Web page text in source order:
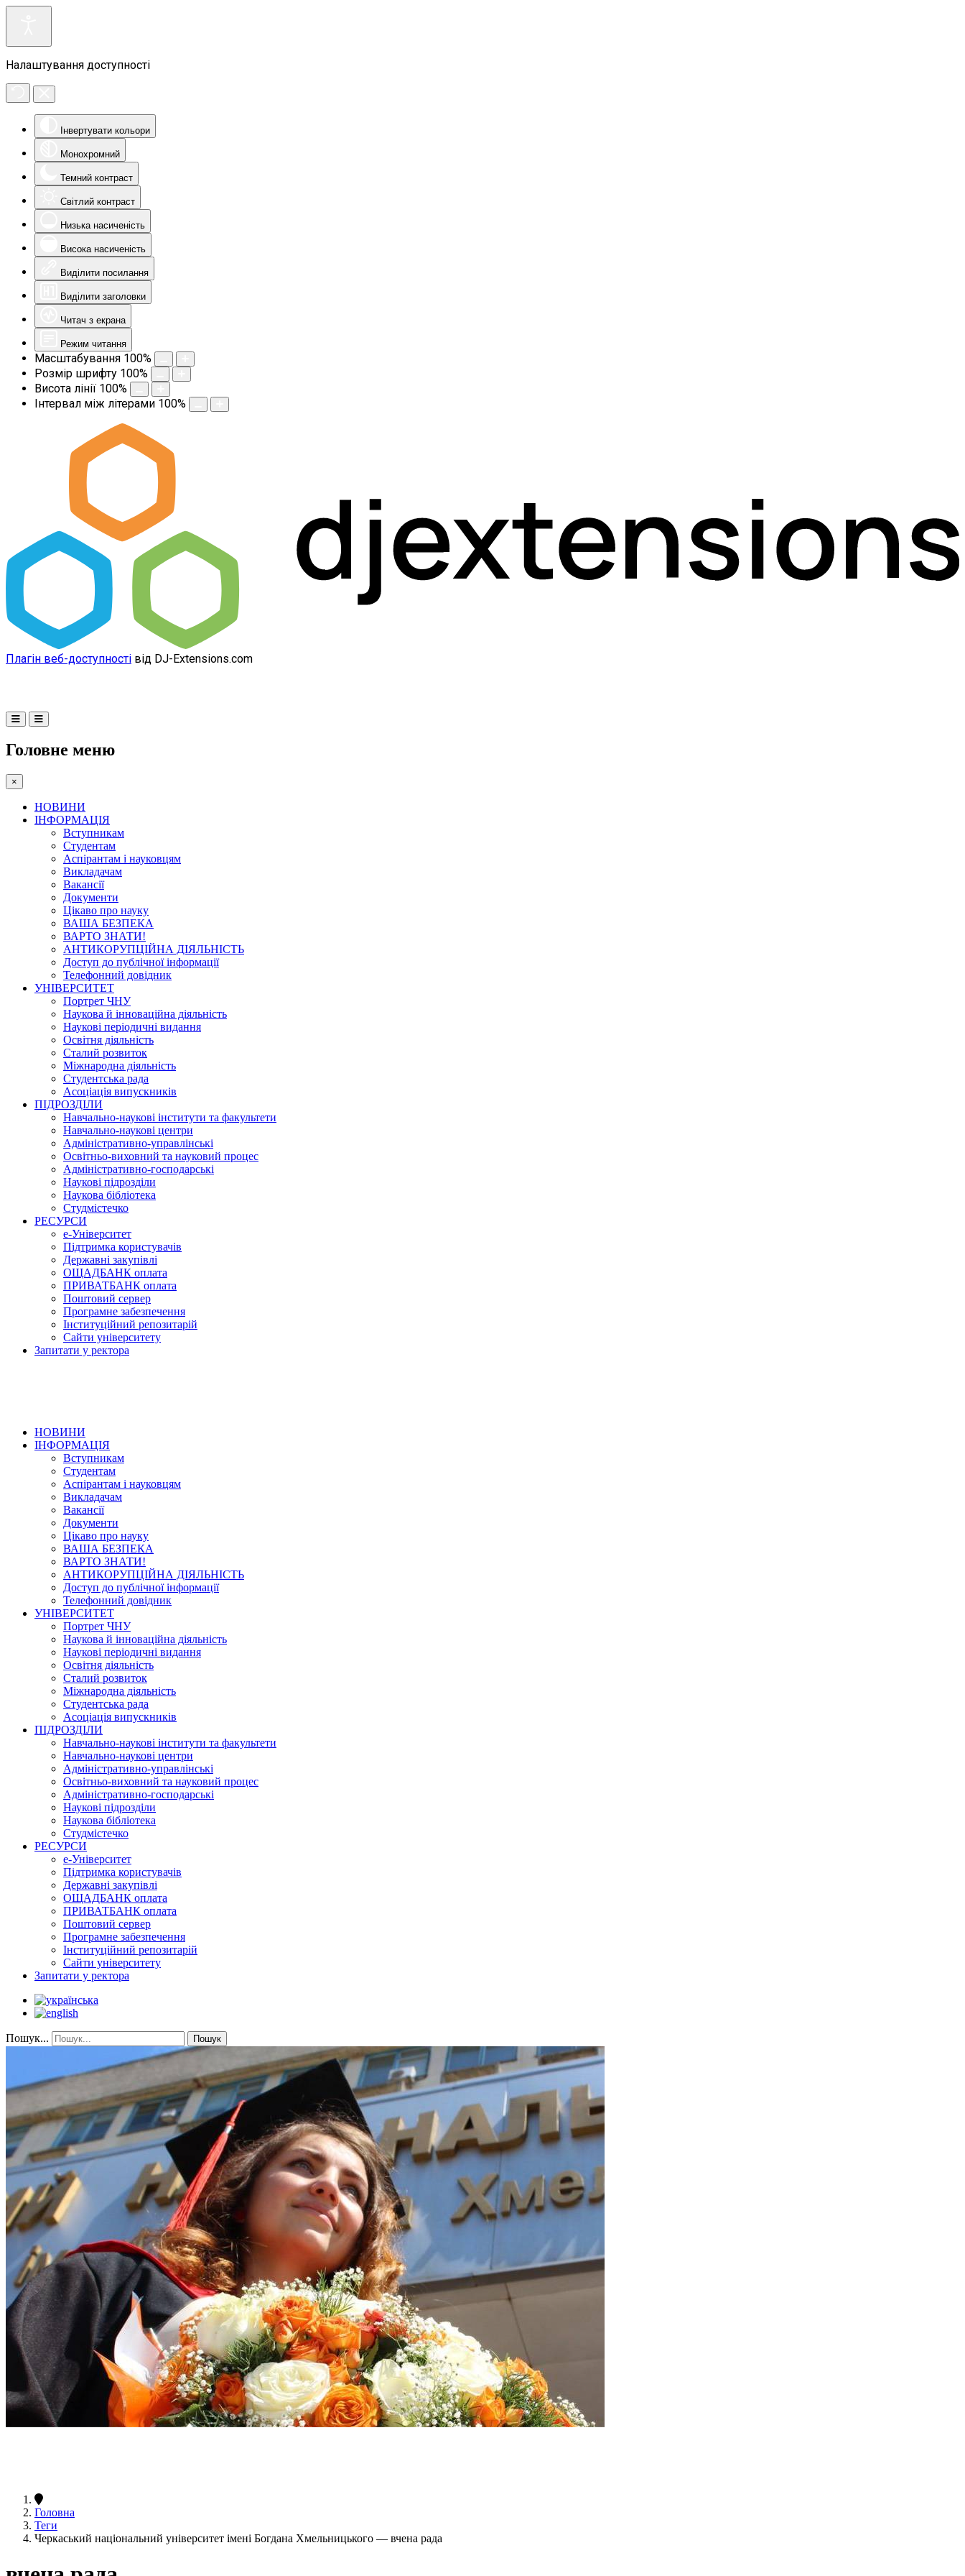
Налаштування доступності
Інвертувати кольори
Монохромний
Темний контраст
Світлий контраст
Низька насиченість
Висока насиченість
Виділити посилання
Виділити заголовки
Читач з екрана
Режим читання
Масштабування 100%
Розмір шрифту 100%
Висота лінії 100%
Інтервал між літерами 100%
Плагін веб-доступності від DJ-Extensions.com
Головне меню
×
НОВИНИ
ІНФОРМАЦІЯ
Вступникам
Студентам
Аспірантам і науковцям
Викладачам
Вакансії
Документи
Цікаво про науку
ВАША БЕЗПЕКА
ВАРТО ЗНАТИ!
АНТИКОРУПЦІЙНА ДІЯЛЬНІСТЬ
Доступ до публічної інформації
Телефонний довідник
УНІВЕРСИТЕТ
Портрет ЧНУ
Наукова й інноваційна діяльність
Наукові періодичні видання
Освітня діяльність
Сталий розвиток
Міжнародна діяльність
Студентська рада
Асоціація випускників
ПІДРОЗДІЛИ
Навчально-наукові інститути та факультети
Навчально-наукові центри
Адміністративно-управлінські
Освітньо-виховний та науковий процес
Адміністративно-господарські
Наукові підрозділи
Наукова бібліотека
Студмістечко
РЕСУРСИ
е-Університет
Підтримка користувачів
Державні закупівлі
ОЩАДБАНК оплата
ПРИВАТБАНК оплата
Поштовий сервер
Програмне забезпечення
Інституційний репозитарій
Сайти університету
Запитати у ректора
НОВИНИ
ІНФОРМАЦІЯ
Вступникам
Студентам
Аспірантам і науковцям
Викладачам
Вакансії
Документи
Цікаво про науку
ВАША БЕЗПЕКА
ВАРТО ЗНАТИ!
АНТИКОРУПЦІЙНА ДІЯЛЬНІСТЬ
Доступ до публічної інформації
Телефонний довідник
УНІВЕРСИТЕТ
Портрет ЧНУ
Наукова й інноваційна діяльність
Наукові періодичні видання
Освітня діяльність
Сталий розвиток
Міжнародна діяльність
Студентська рада
Асоціація випускників
ПІДРОЗДІЛИ
Навчально-наукові інститути та факультети
Навчально-наукові центри
Адміністративно-управлінські
Освітньо-виховний та науковий процес
Адміністративно-господарські
Наукові підрозділи
Наукова бібліотека
Студмістечко
РЕСУРСИ
е-Університет
Підтримка користувачів
Державні закупівлі
ОЩАДБАНК оплата
ПРИВАТБАНК оплата
Поштовий сервер
Програмне забезпечення
Інституційний репозитарій
Сайти університету
Запитати у ректора
Пошук... Пошук
Головна
Теги
Черкаський національний університет імені Богдана Хмельницького — вчена рада